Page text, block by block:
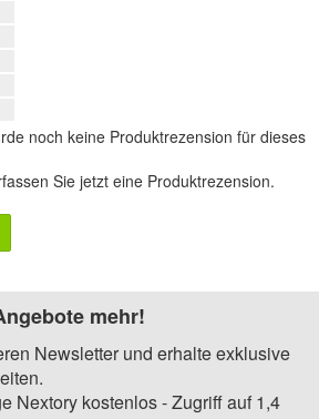
noch keine Produktrezension für dieses
Sie jetzt eine Produktrezension.
mehr!
Newsletter und erhalte exklusive
Nextory kostenlos - Zugriff auf 1,4